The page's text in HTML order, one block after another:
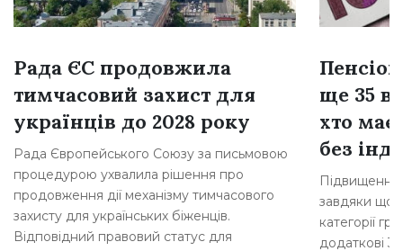
Рада ЄС продовжила
тимчасовий захист для
українців до 2028 року
Рада Європейського Союзу за письмовою
процедурою ухвалила рішення про
продовження дії механізму тимчасового
захисту для українських біженців.
Відповідний правовий статус для
ще 35
хто
без
Підвищення
завдяки
категорії
додаткові